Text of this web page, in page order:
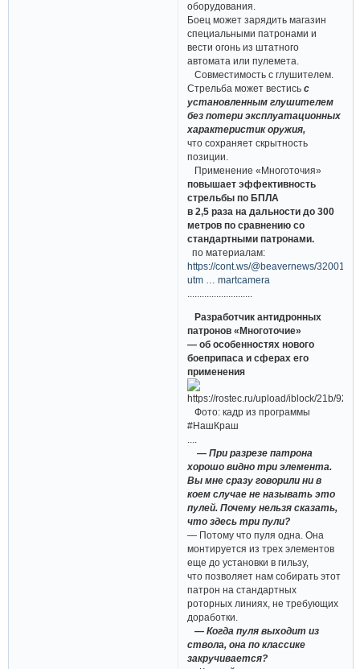
оборудования.
Боец может зарядить магазин
специальными патронами и
вести огонь из штатного
автомата или пулемета.
Совместимость с глушителем.
Стрельба может вестись с
установленным глушителем
без потери эксплуатационных
характеристик оружия,
что сохраняет скрытность
позиции.
Применение «Многоточия»
повышает эффективность
стрельбы по БПЛА
в 2,5 раза на дальности до 300
метров по сравнению со
стандартными патронами.
по материалам:
https://cont.ws/@beavernews/
utm … martcamera
Разработчик антидронных
патронов «Многоточие»
— об особенностях нового
боеприпаса и сферах его
применения
Фото: кадр из программы
#НашКраш
— При разрезе патрона
хорошо видно три элемента.
Вы мне сразу говорили ни в
коем случае не называть это
пулей. Почему нельзя сказать,
что здесь три пули?
— Потому что пуля одна. Она
монтируется из трех элементов
еще до установки в гильзу,
что позволяет нам собирать этот
патрон на стандартных
роторных линиях, не требующих
доработки.
— Когда пуля выходит из
ствола, она по классике
закручивается?